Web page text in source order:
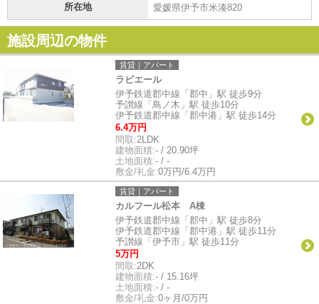
所在地 愛媛県伊予市米湊820
施設周辺の物件
賃貸｜アパート
ラビエール
伊予鉄道郡中線「郡中」駅 徒歩9分
予讃線「鳥ノ木」駅 徒歩10分
伊予鉄道郡中線「郡中港」駅 徒歩14分
6.4万円
間取:2LDK
建物面積:- / 20.90坪
土地面積:- / -
敷金/礼金:0万円/6.4万円
賃貸｜アパート
カルフール松本 A棟
伊予鉄道郡中線「郡中」駅 徒歩8分
伊予鉄道郡中線「郡中港」駅 徒歩11分
予讃線「伊予市」駅 徒歩11分
5万円
間取:2DK
建物面積:- / 15.16坪
土地面積:- / -
敷金/礼金:0ヶ月/0万円